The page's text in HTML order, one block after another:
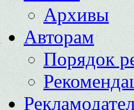
Архивы
Авторам
Порядок